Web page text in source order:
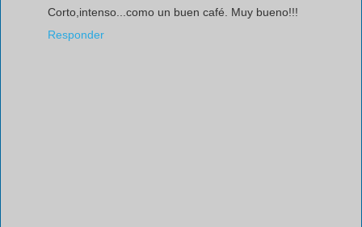
Corto,intenso...como un buen café. Muy bueno!!!
Responder